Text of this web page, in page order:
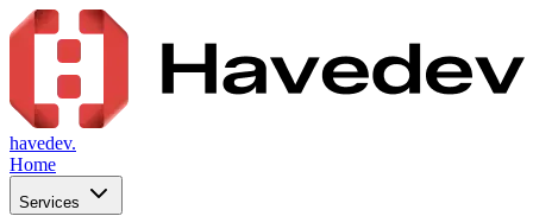
havedev.
Home
Services